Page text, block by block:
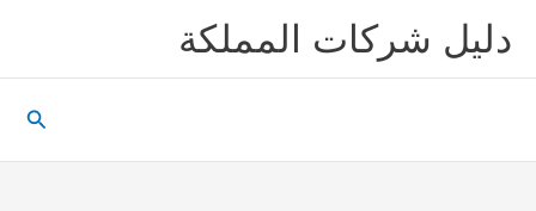
دليل شركات المملكة